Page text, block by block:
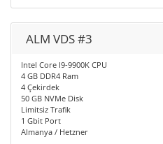
ALM VDS #3
Intel Core I9-9900K CPU
4 GB DDR4 Ram
4 Çekirdek
50 GB NVMe Disk
Limitsiz Trafik
1 Gbit Port
Almanya / Hetzner